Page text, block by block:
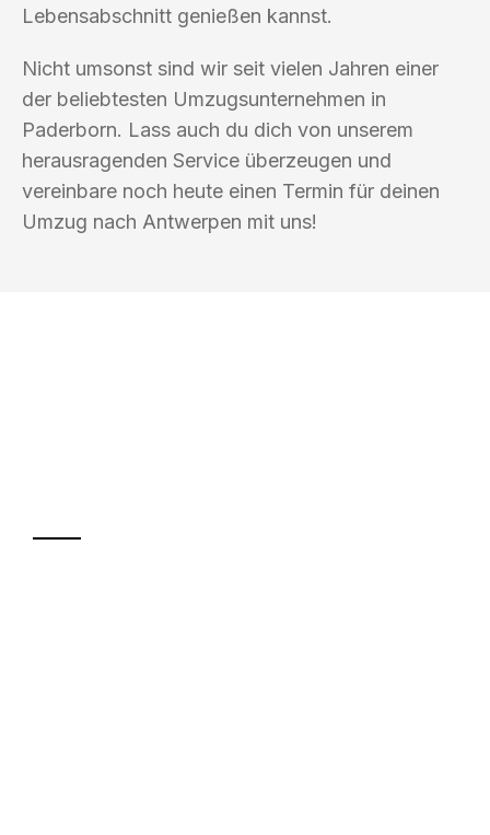
Lebensabschnitt genießen kannst.
Nicht umsonst sind wir seit vielen Jahren einer
der beliebtesten Umzugsunternehmen in
Paderborn. Lass auch du dich von unserem
herausragenden Service überzeugen und
vereinbare noch heute einen Termin für deinen
Umzug nach Antwerpen mit uns!